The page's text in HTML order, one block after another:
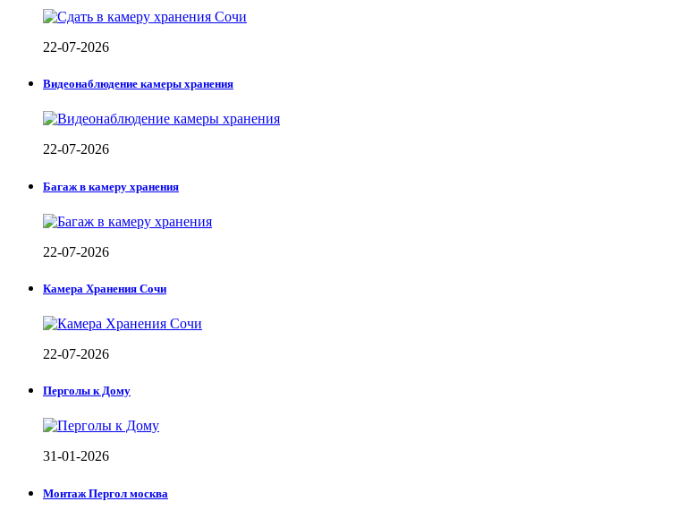
22-07-2026
Видеонаблюдение камеры хранения
22-07-2026
Багаж в камеру хранения
22-07-2026
Камера Хранения Сочи
22-07-2026
Перголы к Дому
31-01-2026
Монтаж Пергол москва